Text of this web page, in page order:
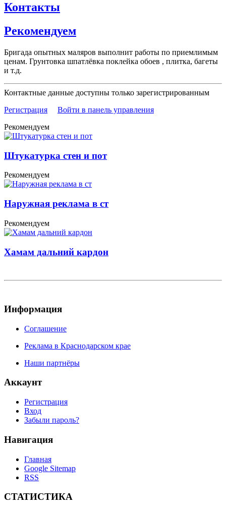
Контакты
Рекомендуем
Бригада опытных маляров выполнит работы по приемлимым
ценам. Грунтовка шпатлёвка поклейка обоев , плитка, багеты
и т.д.
Контактные данные доступны только зарегистрированным
Регистрация
Войти в панель управления
Рекомендуем
Штукатурка стен и пот
Рекомендуем
Наружная реклама в ст
Рекомендуем
Хамам дальний кардон
Информация
Соглашение
Реклама в Краснодарском крае
Наши партнёры
Аккаунт
Регистрация
Вход
Забыли пароль?
Навигация
Главная
Google Sitemap
RSS
СТАТИСТИКА